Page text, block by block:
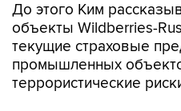
До этого Ким
объекты Wildberries-
текущие страховые
промышленных
террористические